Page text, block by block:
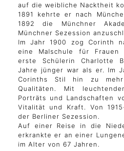
auf die weibliche Nacktheit
1891 kehrte er nach
1892 die Münchner
Münchner Sezession
Im Jahr 1900 zog Corinth
eine Malschule für
erste Schülerin Charlotte
Jahre jünger war als er. Im
Corinths Stil hin zu mehr
Qualitäten. Mit
Porträts und Landschaften
Vitalität und Kraft. Von
der Berliner Sezession.
Auf einer Reise in die
erkrankte er an einer
im Alter von 67 Jahren.